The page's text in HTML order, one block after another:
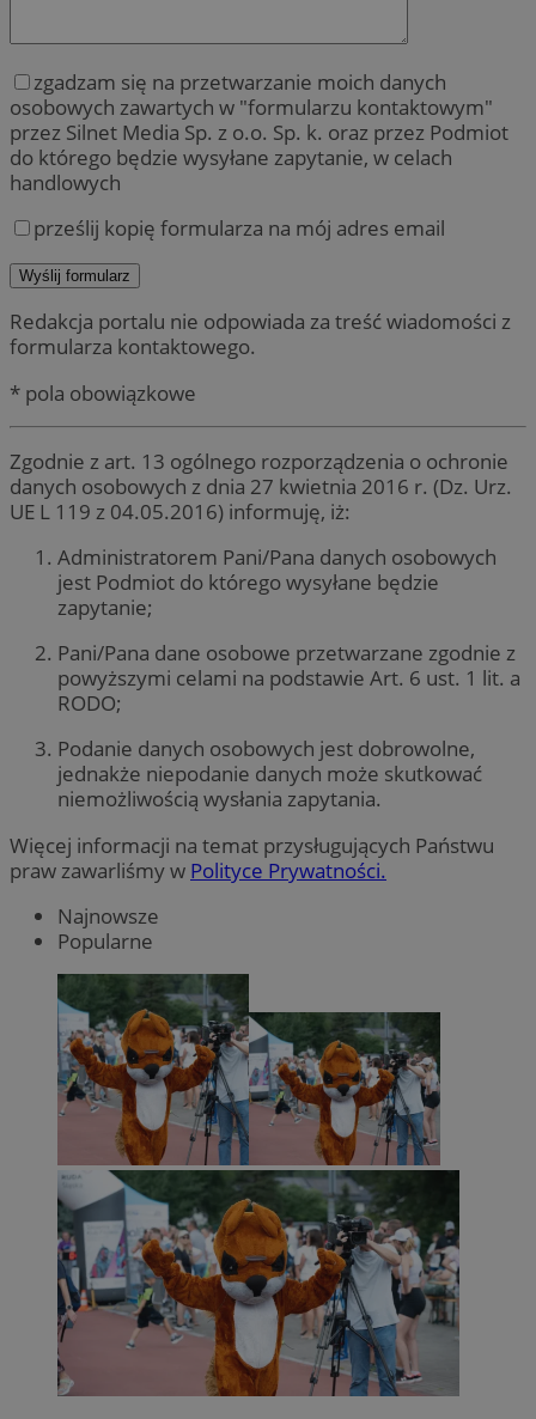
zgadzam się na przetwarzanie moich danych
osobowych zawartych w "formularzu kontaktowym"
przez Silnet Media Sp. z o.o. Sp. k. oraz przez Podmiot
do którego będzie wysyłane zapytanie, w celach
handlowych
prześlij kopię formularza na mój adres email
Redakcja portalu nie odpowiada za treść wiadomości z
formularza kontaktowego.
* pola obowiązkowe
Zgodnie z art. 13 ogólnego rozporządzenia o ochronie
danych osobowych z dnia 27 kwietnia 2016 r. (Dz. Urz.
UE L 119 z 04.05.2016) informuję, iż:
Administratorem Pani/Pana danych osobowych
jest Podmiot do którego wysyłane będzie
zapytanie;
Pani/Pana dane osobowe przetwarzane zgodnie z
powyższymi celami na podstawie Art. 6 ust. 1 lit. a
RODO;
Podanie danych osobowych jest dobrowolne,
jednakże niepodanie danych może skutkować
niemożliwością wysłania zapytania.
Więcej informacji na temat przysługujących Państwu
praw zawarliśmy w Polityce Prywatności.
Najnowsze
Popularne